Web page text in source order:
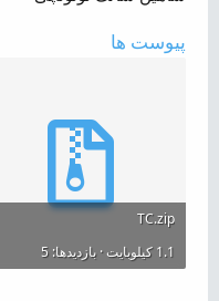
پیوست ها
TC.zip
1.1 کیلوبایت · بازدیدها: 5